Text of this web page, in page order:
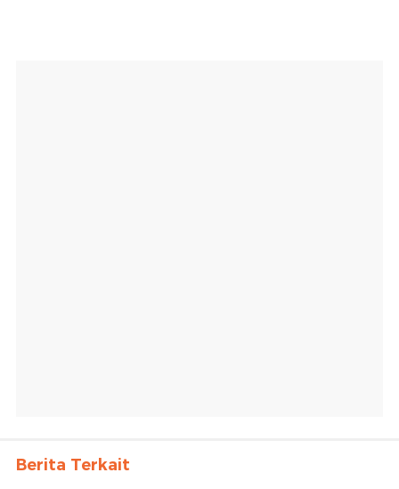
Berita Terkait